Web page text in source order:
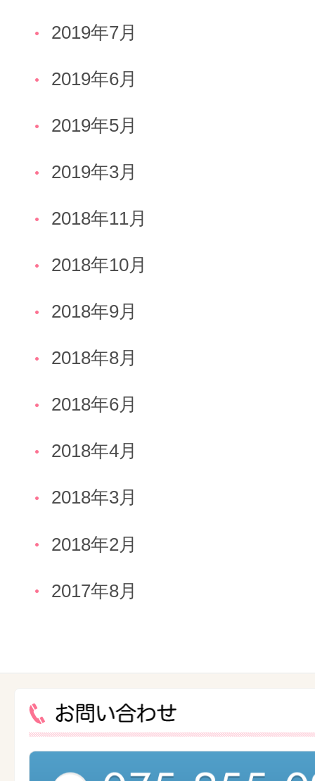
2019年7月
2019年6月
2019年5月
2019年3月
2018年11月
2018年10月
2018年9月
2018年8月
2018年6月
2018年4月
2018年3月
2018年2月
2017年8月